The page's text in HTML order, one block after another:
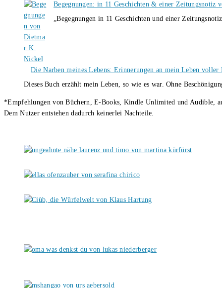
Begegnungen: in 11 Geschichten & einer Zeitungsnotiz
„Begegnungen in 11 Geschichten und einer
Die Narben meines Lebens: Erinnerungen an mein Leben
Dieses Buch erzählt mein Leben, so wie es war. Ohne
*Empfehlungen von Büchern, E-Books, Kindle Unlimited und Audible,
Dem Nutzer entstehen dadurch keinerlei Nachteile.